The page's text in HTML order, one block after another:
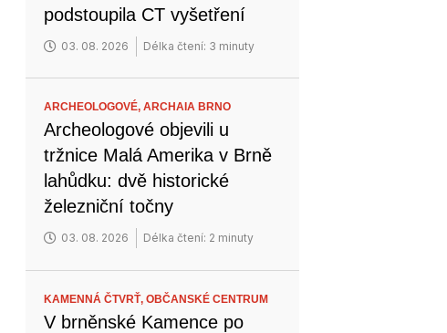
podstoupila CT vyšetření
03. 08. 2026 Délka čtení: 3 minuty
ARCHEOLOGOVÉ,ARCHAIA BRNO
Archeologové objevili u
tržnice Malá Amerika v Brně
lahůdku: dvě historické
železniční točny
03. 08. 2026 Délka čtení: 2 minuty
KAMENNÁ ČTVRŤ,OBČANSKÉ CENTRUM
V brněnské Kamence po